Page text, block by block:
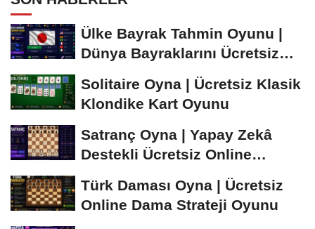
Ülke Bayrak Tahmin Oyunu |
Dünya Bayraklarını Ücretsiz
Solitaire Oyna | Ücretsiz Klasik
Klondike Kart Oyunu
Satranç Oyna | Yapay Zekâ
Destekli Ücretsiz Online
Türk Daması Oyna | Ücretsiz
Online Dama Strateji Oyunu